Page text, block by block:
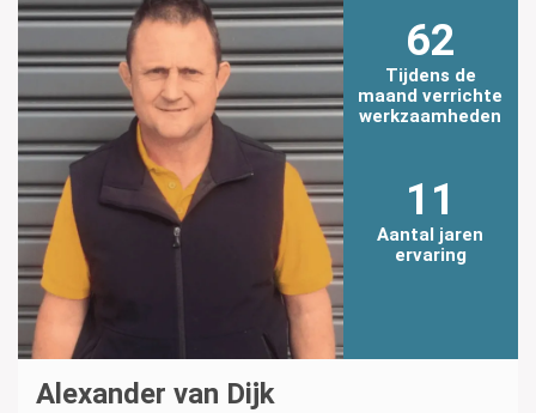
62
Tijdens de
maand verrichte
werkzaamheden
11
Aantal jaren
ervaring
Alexander van Dijk